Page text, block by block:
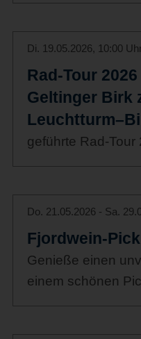
Di. 19.05.2026, 10:00
Rad-Tour
Geltinger Birk
geführte Rad-Tour
Do. 21.05.2026 - Sa.
Fjordwein-
Genieße einen
einem schönen